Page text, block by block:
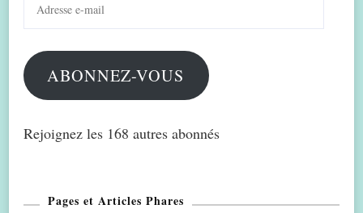
mail
ABONNEZ-VOUS
Rejoignez les 168 autres abonnés
Pages et Articles Phares